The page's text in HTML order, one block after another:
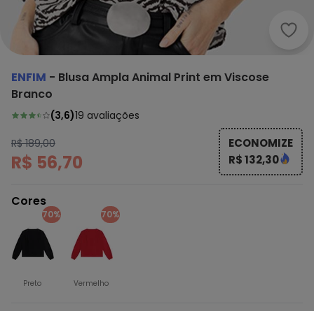
ENFIM - Blusa Ampla Animal Print em Viscose
Branco
(3,6)19 avaliações
R$ 189,00
R$ 56,70
ECONOMIZE
R$ 132,30
Cores
70%
Preto
70%
Vermelho